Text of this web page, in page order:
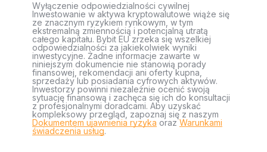
Wyłączenie odpowiedzialności cywilnej
Inwestowanie w aktywa kryptowalutowe wiąże się
ze znacznym ryzykiem rynkowym, w tym
ekstremalną zmiennością i potencjalną utratą
całego kapitału. Bybit EU zrzeka się wszelkiej
odpowiedzialności za jakiekolwiek wyniki
inwestycyjne. Żadne informacje zawarte w
niniejszym dokumencie nie stanowią porady
finansowej, rekomendacji ani oferty kupna,
sprzedaży lub posiadania cyfrowych aktywów.
Inwestorzy powinni niezależnie ocenić swoją
sytuację finansową i zachęca się ich do konsultacji
z profesjonalnymi doradcami. Aby uzyskać
kompleksowy przegląd, zapoznaj się z naszym
Dokumentem ujawnienia ryzyka orazWarunkami
świadczenia usług.